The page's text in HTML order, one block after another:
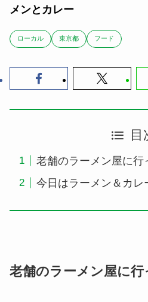
メンとカレー
ローカル 東京都 フード
目
老舗のラーメン屋に行
今日はラーメン＆カレ
老舗のラーメン屋に行